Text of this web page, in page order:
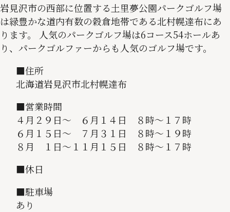
岩見沢市の西部に位置する土里夢公園パークゴルフ場
は緑豊かな道内有数の穀倉地帯である北村幌達布にあ
ります。 人気のパークゴルフ場は6コース54ホールあ
り、パークゴルファーからも人気のゴルフ場です。
■住所
北海道岩見沢市北村幌達布
■営業時間
４月２９日～ ６月１４日 ８時～１７時
６月１５日～ ７月３１日 ８時～１９時
８月 １日～１１月１５日 ８時～１７時
■休日
■駐車場
あり